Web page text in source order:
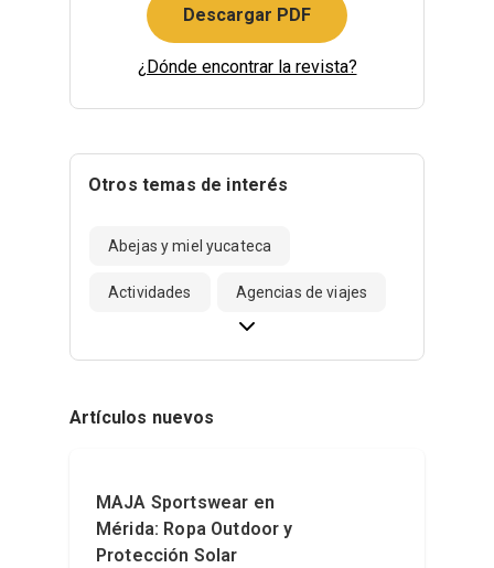
Descargar PDF
¿Dónde encontrar la revista?
Otros temas de interés
Abejas y miel yucateca
Actividades Agencias de viajes
Artículos nuevos
MAJA Sportswear en
Mérida: Ropa Outdoor y
Protección Solar